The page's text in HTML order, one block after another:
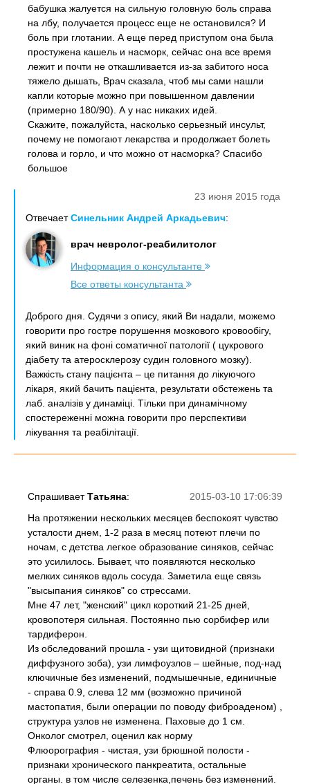
бабушка жалуется на сильную головную боль справа
на лбу, получается процесс еще не остановился? И
боль при глотании. А еще перед приступом она была
простужена кашель и насморк, сейчас она все время
лежит и почти не откашливается из-за забитого носа
тяжело дышать, Врач сказала, чтоб мы сами нашли
капли которые можно при повышенном давлении
(примерно 180/90). А у нас никаких идей.
Скажите, пожалуйста, насколько серьезный инсульт,
почему не помогают лекарства и продолжает болеть
голова и горло, и что можно от насморка? Спасибо
большое
23 июня 2015 года
ОтвечаетСинельник Андрей Аркадьевич:
врач невролог-реабилитолог
Информация о консультанте
Все ответы консультанта
Доброго дня. Судячи з опису, який Ви надали, можемо
говорити про гостре порушення мозкового кровообігу,
який виник на фоні соматичної патології ( цукрового
діабету та атеросклерозу судин головного мозку).
Важкість стану пацієнта – це питання до лікуючого
лікаря, який бачить пацієнта, результати обстежень та
лаб. аналізів у динаміці. Тільки при динамічному
спостереженні можна говорити про перспективи
лікування та реабілітації.
2015-03-10 17:06:39
СпрашиваетТатьяна:
На протяжении нескольких месяцев беспокоят чувство
усталости днем, 1-2 раза в месяц потеют плечи по
ночам, с детства легкое образование синяков, сейчас
это усилилось. Бывает, что появляются несколько
мелких синяков вдоль сосуда. Заметила еще связь
"высыпания синяков" со стрессами.
Мне 47 лет, "женский" цикл короткий 21-25 дней,
кровопотеря сильная. Постоянно пью сорбифер или
тардиферон.
Из обследований прошла - узи щитовидной (признаки
диффузного зоба), узи лимфоузлов – шейные, под-над
ключичные без изменений, подмышечные, единичные
- справа 0.9, слева 12 мм (возможно причиной
мастопатия, были операции по поводу фиброаденом) ,
структура узлов не изменена. Паховые до 1 см.
Онколог смотрел, оценил как норму
Флюорография - чистая, узи брюшной полости -
признаки хронического панкреатита, остальные
органы. в том числе селезенка,печень без изменений.